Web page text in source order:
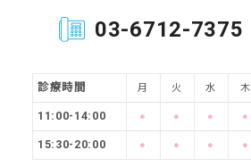
03-6712-7375
診療時間 月 火 水 木
11:00-14:00 ● ● ● ●
15:30-20:00 ● ● ● ●